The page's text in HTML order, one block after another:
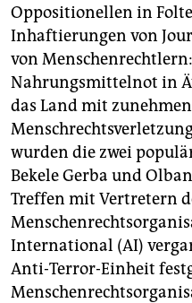
abo
genossenschaft
epaper login
Oppositionellen in
Inhaftierungen von
von
Nahrungsmittelnot in
das Land mit
wurden die zwei
Bekele Gerba und
Treffen mit Vertretern
International (AI)
Anti-Terror-Einheit